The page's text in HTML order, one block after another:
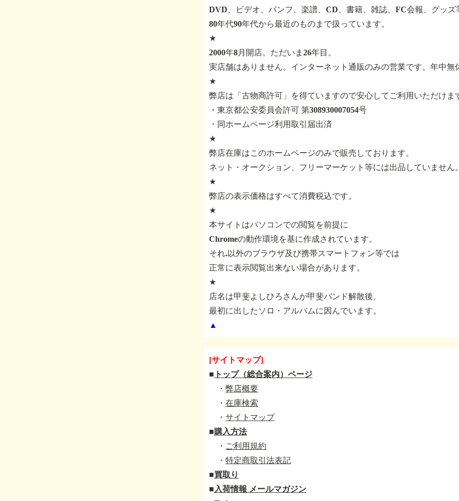
DVD、ビデオ、パンフ、楽譜、CD、書籍、雑誌、FC会報、グッズ
80年代90年代から最近のものまで扱っています。
★
2000年8月開店。ただいま26年目。
実店舗はありません。インターネット通販のみの営業です。年中無
★
弊店は「古物商許可」を得ていますので安心してご利用いただけま
・東京都公安委員会許可 第308930007054号
・同ホームページ利用取引届出済
★
弊店在庫はこのホームページのみで販売しております。
ネット・オークション、フリーマーケット等には出品していません。
★
弊店の表示価格はすべて消費税込です。
★
本サイトはパソコンでの閲覧を前提に
Chromeの動作環境を基に作成されています。
それ.以外のブラウザ及び携帯スマートフォン等では
正常に表示閲覧出来ない場合があります。
★
店名は甲斐よしひろさんが甲斐バンド解散後、
最初に出したソロ・アルバムに因んでいます。
▲
[サイトマップ]
■ トップ（総合案内）ページ
・ 弊店概要
・ 在庫検索
・ サイトマップ
■購入方法
・ ご利用規約
・ 特定商取引法表記
■買取り
■ 入荷情報 メールマガジン